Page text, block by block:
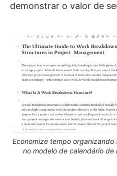
demonstrar o valor de
Economize tempo
no modelo de calendário de